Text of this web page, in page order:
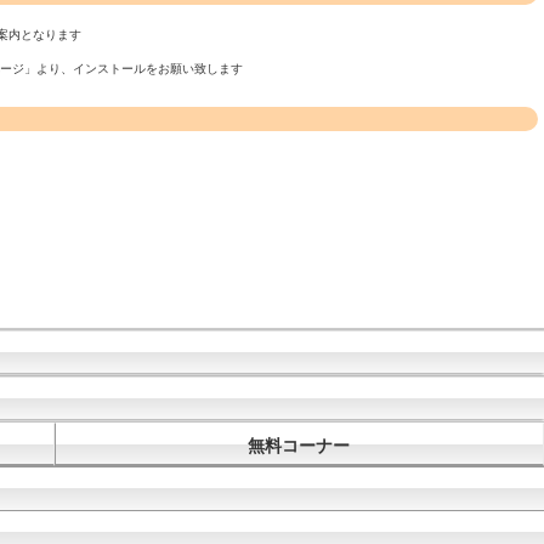
内となります
ジ」より、インストールをお願い致します
無料コーナー